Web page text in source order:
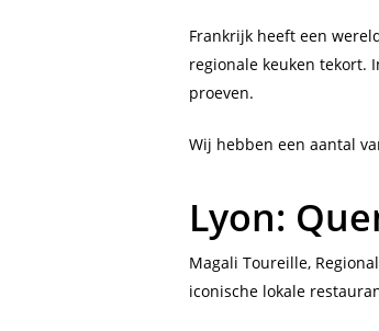
Frankrijk heeft een
regionale keuken tekort.
proeven.
Wij hebben een aantal
Lyon:
Magali Toureille,
iconische lokale